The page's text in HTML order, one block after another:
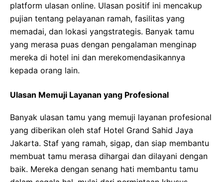
platform ulasan online. Ulasan positif ini mencakup
pujian tentang pelayanan ramah, fasilitas yang
memadai, dan lokasi yangstrategis. Banyak tamu
yang merasa puas dengan pengalaman menginap
mereka di hotel ini dan merekomendasikannya
kepada orang lain.
Ulasan Memuji Layanan yang Profesional
Banyak ulasan tamu yang memuji layanan profesional
yang diberikan oleh staf Hotel Grand Sahid Jaya
Jakarta. Staf yang ramah, sigap, dan siap membantu
membuat tamu merasa dihargai dan dilayani dengan
baik. Mereka dengan senang hati membantu tamu